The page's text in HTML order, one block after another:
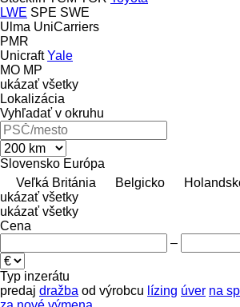
LWE SPE SWE
Ulma UniCarriers
PMR
Unicraft Yale
MO MP
ukázať všetky
Lokalizácia
Vyhľadať v okruhu
Slovensko Európa
Veľká Británia
Belgicko
ukázať všetky
ukázať všetky
Cena
–
Typ inzerátu
predaj dražba od výrobcu lízing úver na